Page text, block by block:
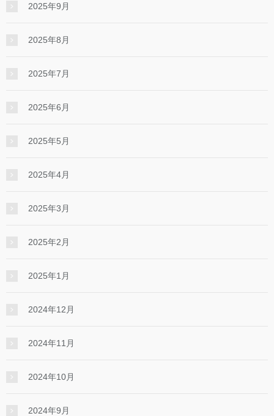
2025年9月
2025年8月
2025年7月
2025年6月
2025年5月
2025年4月
2025年3月
2025年2月
2025年1月
2024年12月
2024年11月
2024年10月
2024年9月